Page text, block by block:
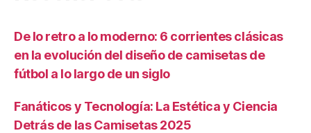
De lo retro a lo moderno: 6 corrientes clásicas
en la evolución del diseño de camisetas de
fútbol a lo largo de un siglo
Fanáticos y Tecnología: La Estética y Ciencia
Detrás de las Camisetas 2025